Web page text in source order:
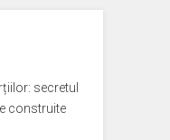
secretul
construite